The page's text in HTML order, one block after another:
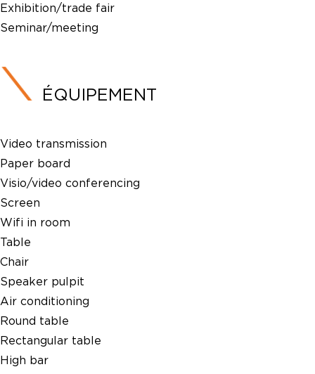
Exhibition/trade fair
Seminar/meeting
ÉQUIPEMENT
Video transmission
Paper board
Visio/video conferencing
Screen
Wifi in room
Table
Chair
Speaker pulpit
Air conditioning
Round table
Rectangular table
High bar